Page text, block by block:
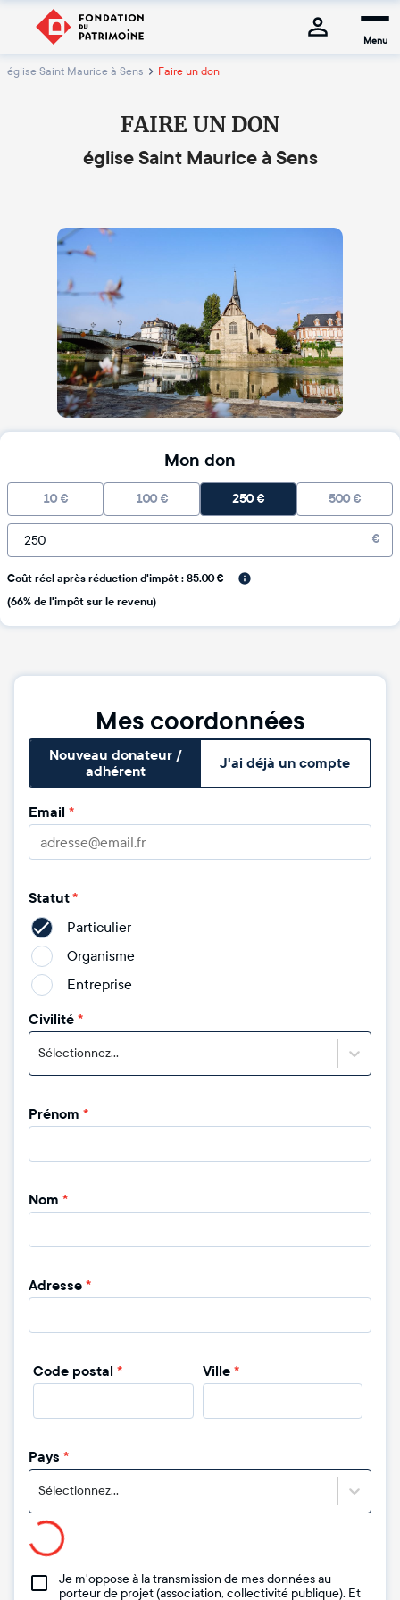
Menu
église Saint Maurice à Sens Faire un don
FAIRE UN DON
église Saint Maurice à Sens
Mon don
10 € 100 € 250€ 500 €
€
Coût réel après réduction d'impôt : 85.00 €
(66% de l'impôt sur le revenu)
Mes coordonnées
Nouveau donateur /
adhérent
J'ai déjà un compte
Email *
Statut*
Particulier
Organisme
Entreprise
Civilité*
Sélectionnez...
Prénom *
Nom *
Adresse*
Code postal * Ville *
Pays *
Sélectionnez...
Je m'oppose à la transmission de mes données au
porteur de projet (association, collectivité publique). Et